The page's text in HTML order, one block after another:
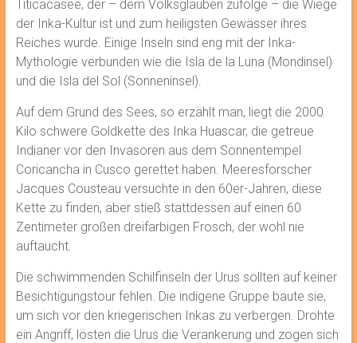
Titicacasee, der – dem Volksglauben zufolge – die Wiege
der Inka-Kultur ist und zum heiligsten Gewässer ihres
Reiches wurde. Einige Inseln sind eng mit der Inka-
Mythologie verbunden wie die Isla de la Luna (Mondinsel)
und die Isla del Sol (Sonneninsel).
Auf dem Grund des Sees, so erzählt man, liegt die 2000
Kilo schwere Goldkette des Inka Huascar, die getreue
Indianer vor den Invasoren aus dem Sonnentempel
Coricancha in Cusco gerettet haben. Meeresforscher
Jacques Cousteau versuchte in den 60er-Jahren, diese
Kette zu finden, aber stieß stattdessen auf einen 60
Zentimeter großen dreifarbigen Frosch, der wohl nie
auftaucht.
Die schwimmenden Schilfinseln der Urus sollten auf keiner
Besichtigungstour fehlen. Die indigene Gruppe baute sie,
um sich vor den kriegerischen Inkas zu verbergen. Drohte
ein Angriff, lösten die Urus die Verankerung und zogen sich